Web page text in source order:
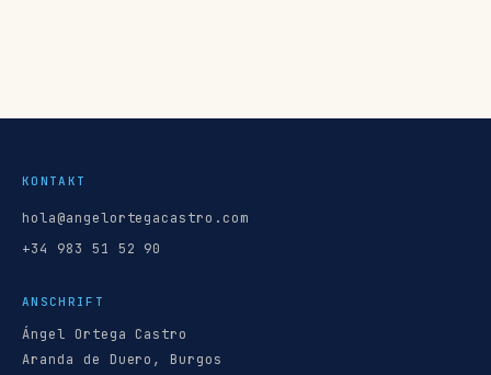
KONTAKT
hola@angelortegacastro.com
+34 983 51 52 90
ANSCHRIFT
Ángel Ortega Castro
Aranda de Duero, Burgos